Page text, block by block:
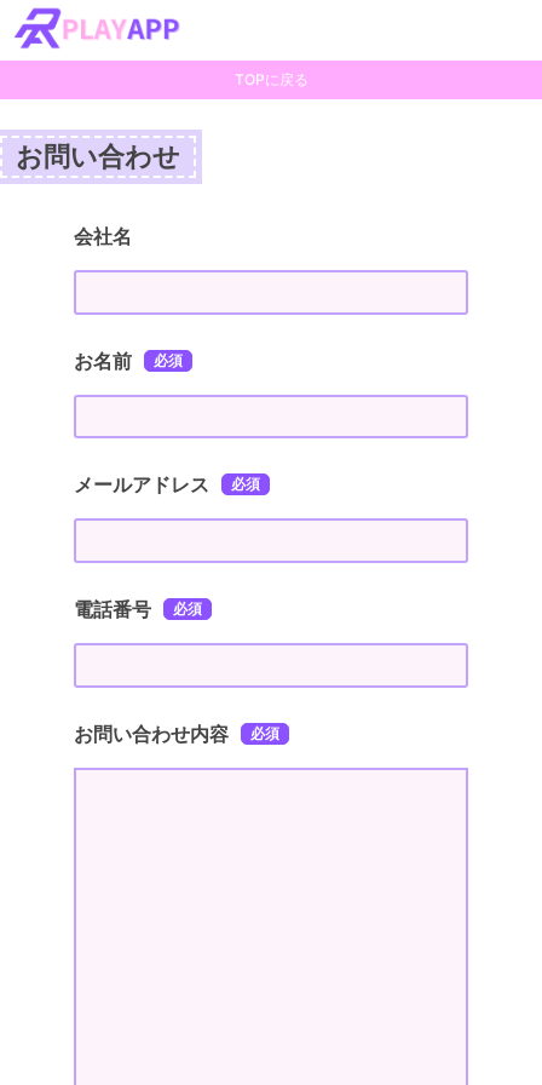
TOPに戻る
お問い合わせ
会社名
お名前
メールアドレス
電話番号
お問い合わせ内容